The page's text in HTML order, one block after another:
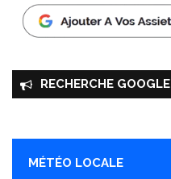
RECHERCHE GOOGLE
MÉTÉO LOCALE